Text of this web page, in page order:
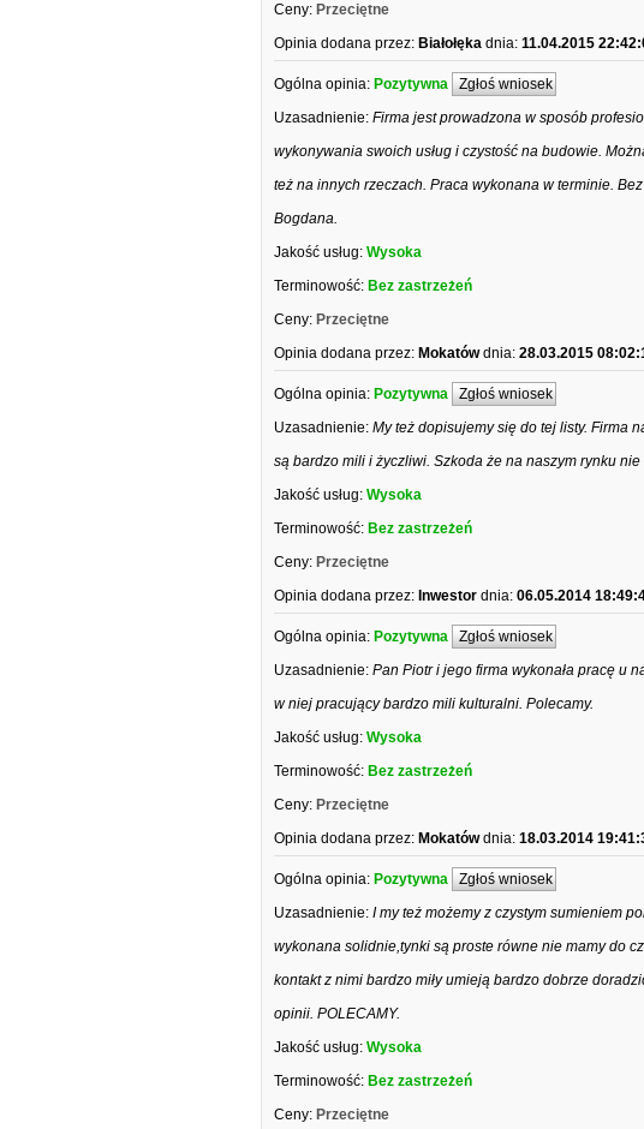
Ceny: Przeciętne
Opinia dodana przez: Białołęka dnia: 11.04.2015
Ogólna opinia: Pozytywna Zgłoś wniosek
Uzasadnienie: Firma jest prowadzona w sposób
wykonywania swoich usług i czystość na budowie.
też na innych rzeczach. Praca wykonana w terminie.
Bogdana.
Jakość usług: Wysoka
Terminowość: Bez zastrzeżeń
Ceny: Przeciętne
Opinia dodana przez: Mokatówdnia: 28.03.2015
Ogólna opinia: Pozytywna Zgłoś wniosek
Uzasadnienie: My też dopisujemy się do tej listy. Firma
są bardzo mili i życzliwi. Szkoda że na naszym rynku
Jakość usług: Wysoka
Terminowość: Bez zastrzeżeń
Ceny: Przeciętne
Opinia dodana przez: Inwestor dnia: 06.05.2014
Ogólna opinia: Pozytywna Zgłoś wniosek
Uzasadnienie: Pan Piotr i jego firma wykonała pracę u
w niej pracujący bardzo mili kulturalni. Polecamy.
Jakość usług: Wysoka
Terminowość: Bez zastrzeżeń
Ceny: Przeciętne
Opinia dodana przez: Mokatówdnia: 18.03.2014
Ogólna opinia: Pozytywna Zgłoś wniosek
Uzasadnienie: I my też możemy z czystym sumieniem
wykonana solidnie,tynki są proste równe nie mamy do
kontakt z nimi bardzo miły umieją bardzo dobrze
opinii. POLECAMY.
Jakość usług: Wysoka
Terminowość: Bez zastrzeżeń
Ceny: Przeciętne